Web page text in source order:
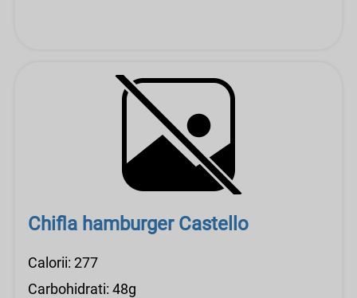
Chifla hamburger Castello
Calorii: 277
Carbohidrati: 48g